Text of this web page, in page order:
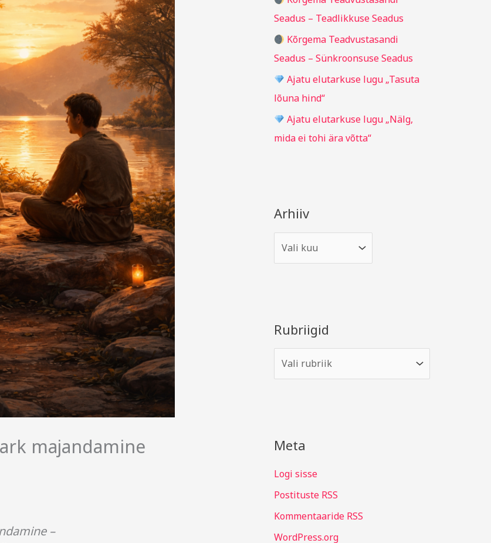
majandamine
–
:Seadus – Teadlikkuse Seadus
Kõrgema Teadvustasandi
Seadus – Sünkroonsuse Seadus
Ajatu elutarkuse lugu „Tasuta
lõuna hind“
Ajatu elutarkuse lugu „Nälg,
mida ei tohi ära võtta“
Arhiiv
Rubriigid
Meta
Logi sisse
Postituste RSS
Kommentaaride RSS
WordPress.org